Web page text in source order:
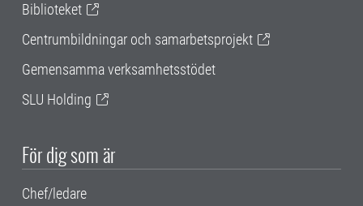
Biblioteket
Centrumbildningar och samarbetsprojekt
Gemensamma verksamhetsstödet
SLU Holding
För dig som är
Chef/ledare